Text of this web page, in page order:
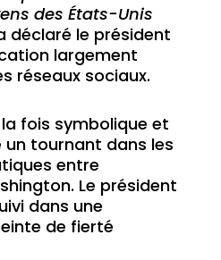
des États-Unis
déclaré le président
largement
réseaux sociaux.
fois symbolique et
tournant dans les
entre
Le président
dans une
de fierté